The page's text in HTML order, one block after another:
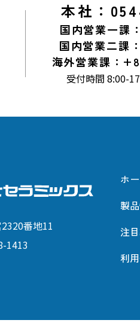
本社：
国内営業一課
国内営業二課
海外営業課：
受付時間 8:00-
番地11
1413
ホ
製
注
利